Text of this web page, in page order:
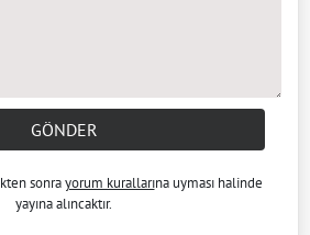
GÖNDER
sonrayorum kurallarına uyması halinde
yayına alıncaktır.